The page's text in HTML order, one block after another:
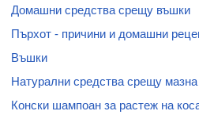
Домашни средства срещу въшки
Пърхот - причини и домашни
Въшки
Натурални средства срещу мазна
Конски шампоан за растеж на